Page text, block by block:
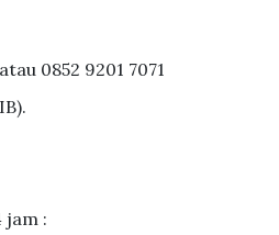
0852 9201 7071
jam :